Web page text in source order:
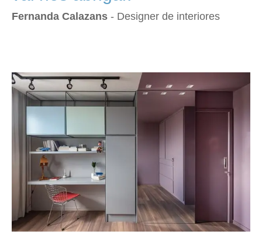
Fernanda Calazans - Designer de interiores